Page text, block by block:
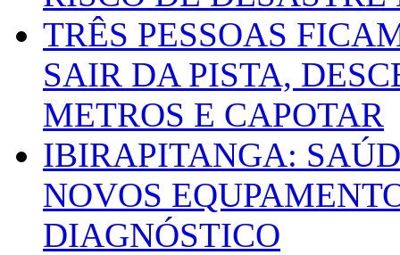
TRÊS PESSOAS
SAIR DA PISTA,
METROS E CAPOTAR
IBIRAPITANGA:
NOVOS
DIAGNÓSTICO